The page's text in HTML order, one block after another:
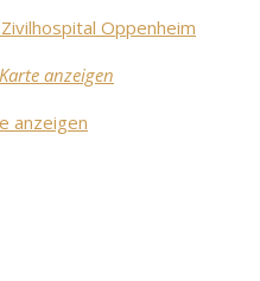
Oppenheim
anzeigen
anzeigen